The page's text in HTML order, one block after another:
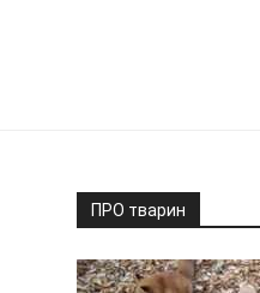
ПРО тварин